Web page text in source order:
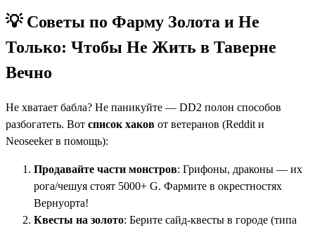
💡 Советы по Фарму Золота и Не
Только: Чтобы Не Жить в Таверне
Вечно
Не хватает бабла? Не паникуйте — DD2 полон способов
разбогатеть. Вот список хаков от ветеранов (Reddit и
Neoseeker в помощь):
Продавайте части монстров: Грифоны, драконы — их
рога/чешуя стоят 5000+ G. Фармите в окрестностях
Вернуорта!
Квесты на золото: Берите сайд-квесты в городе (типа